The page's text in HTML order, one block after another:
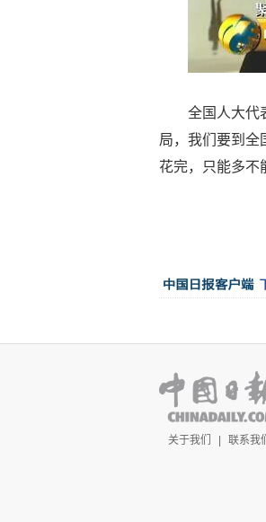
全国人大代
局，我们要到全
花完，只能多不
关于我们 | 联系我们